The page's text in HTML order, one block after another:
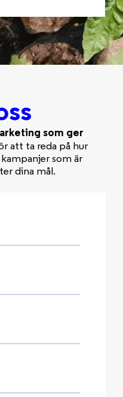
som ger
att ta reda på hur
som är
dina mål.